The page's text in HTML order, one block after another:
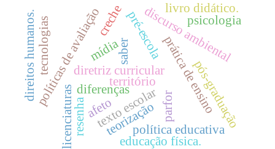
resenha
território
diretriz curricularprática de ensino
texto escolar
políticas de avaliação pós-graduação
saber
política educativa
discurso ambiental
mídia
livro didático.
d
i
r
e
i
t
o
s
h
u
m
a
n
o
s
.
licenciaturas parfor
educação física.
pré-escola
creche psicologia
tecnologias
teorização
diferenças
afeto